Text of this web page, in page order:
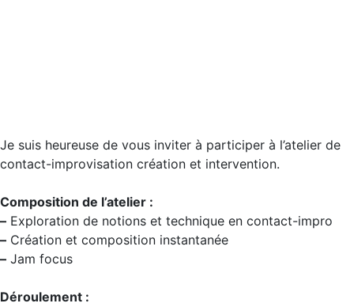
Je suis heureuse de vous inviter à participer à l’atelier de
contact-improvisation création et intervention.
Composition de l’atelier :
– Exploration de notions et technique en contact-impro
– Création et composition instantanée
– Jam focus
Déroulement :